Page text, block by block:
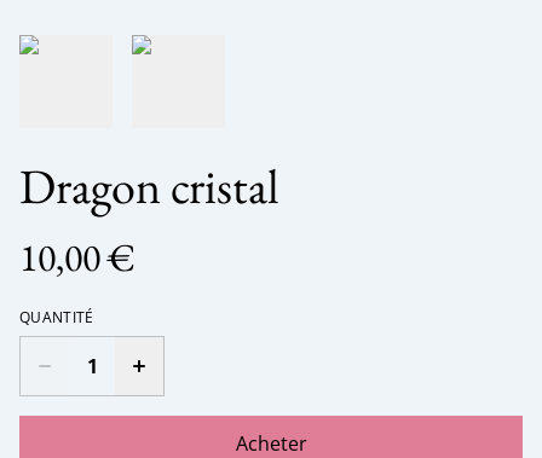
Dragon cristal
10,00 €
QUANTITÉ
Acheter